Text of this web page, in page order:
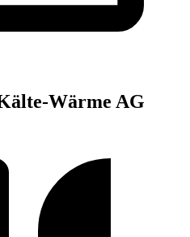
Wärme AG